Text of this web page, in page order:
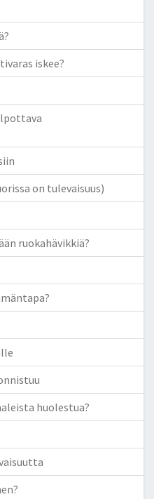
iskee?
on tulevaisuus)
ruokahävikkiä?
huolestua?